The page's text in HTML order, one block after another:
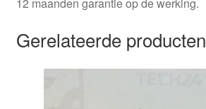
12 maanden garantie op de werking.
Gerelateerde producten